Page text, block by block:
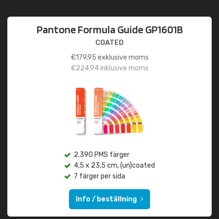
Pantone Formula Guide GP1601B
COATED
€179,95 exklusive moms
€224,94inklusive moms
2.390 PMS färger
4,5 x 23,5 cm, (un)coated
7 färger per sida
Info / beställning